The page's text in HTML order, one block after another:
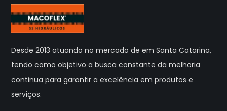
Desde 2013 atuando no mercado de em Santa Catarina,
tendo como objetivo a busca constante da melhoria
continua para garantir a excelência em produtos e
serviços.